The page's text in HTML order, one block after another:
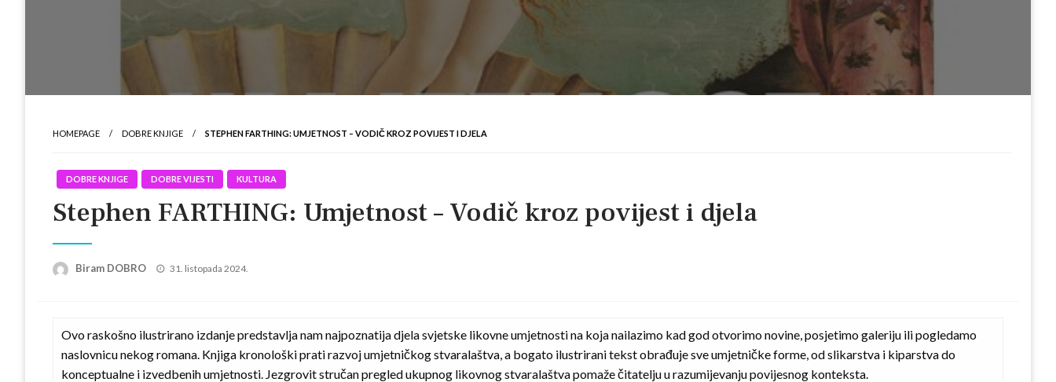
HOMEPAGE DOBRE KNJIGE STEPHEN FARTHING: UMJETNOST – VODIČ KROZ POVIJEST I DJELA
DOBRE KNJIGE DOBRE VIJESTI KULTURA
Stephen FARTHING: Umjetnost – Vodič kroz povijest i djela
Biram DOBRO
Posted
31. listopada 2024.
Ovo raskošno ilustrirano izdanje predstavlja nam najpoznatija djela svjetske likovne umjetnosti na koja nailazimo kad god otvorimo novine, posjetimo galeriju ili pogledamo
naslovnicu nekog romana. Knjiga kronološki prati razvoj umjetničkog stvaralaštva, a bogato ilustrirani tekst obrađuje sve umjetničke forme, od slikarstva i kiparstva do
konceptualne i izvedbenih umjetnosti. Jezgrovit stručan pregled ukupnog likovnog stvaralaštva pomaže čitatelju u razumijevanju povijesnog konteksta.